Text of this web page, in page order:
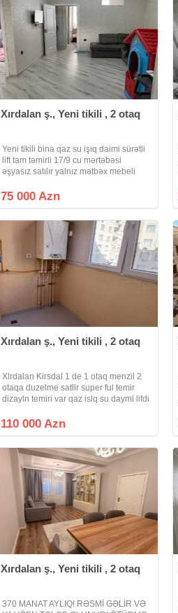
Xırdalan ş., Yeni tikili , 2 otaq
Yeni tikili bina qaz su işıq daimi sürətli
lift tam təmirli 17/9 cu mərtəbəsi
əşyasız satılır yalnız mətbəx mebeli
uyğun əşyalıda satıla bilər qiymətə
75 000 Azn
Xırdalan ş., Yeni tikili , 2 otaq
Xlrdalan Kirsdal 1 de 1 otaq menzil 2
otaqa duzelme satllr super ful temir
dizayln temiri var qaz islq su dayml lifdi
1 fayz tesekuller
110 000 Azn
Xırdalan ş., Yeni tikili , 2 otaq
370 MANAT AYLIQ! RƏSMİ GƏLİR VƏ